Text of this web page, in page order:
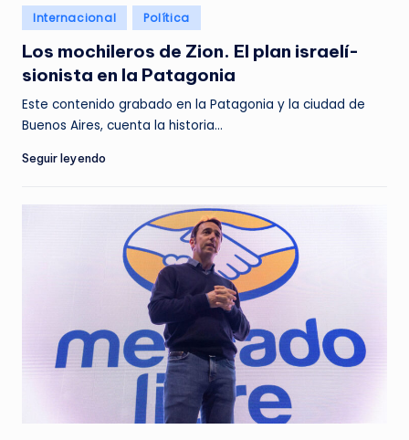
Posted
in
Internacional Política
Los mochileros de Zion. El plan israelí-
sionista en la Patagonia
Este contenido grabado en la Patagonia y la ciudad de
Buenos Aires, cuenta la historia…
Seguir leyendo